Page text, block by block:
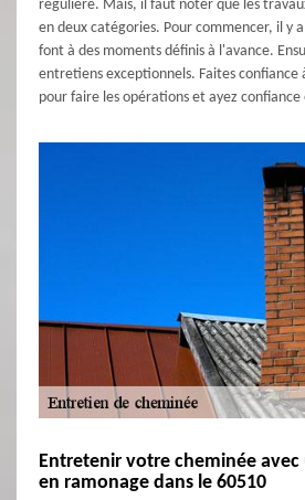
régulière. Mais, il faut noter que les
en deux catégories. Pour commencer, il y
font à des moments définis à l'avance.
entretiens exceptionnels. Faites confiance
pour faire les opérations et ayez
Entretenir votre cheminée
en ramonage dans le 60510